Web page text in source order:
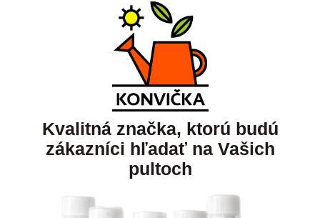
Kvalitná značka, ktorú budú
zákazníci hľadať na Vašich
pultoch